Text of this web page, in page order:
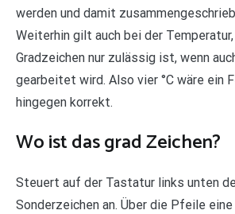
werden und damit
Weiterhin gilt auch bei der
Gradzeichen nur zulässig ist, wenn
gearbeitet wird. Also vier °C wäre ein
hingegen korrekt.
Wo ist das grad Zeichen?
Steuert auf der Tastatur links unten
Sonderzeichen an. Über die Pfeile